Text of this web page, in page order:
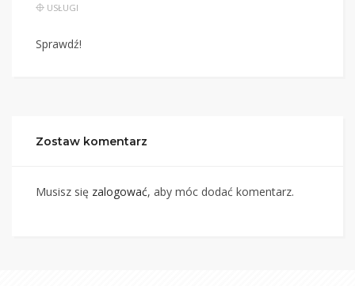
USŁUGI
Sprawdź!
Zostaw komentarz
Musisz się zalogować, aby móc dodać komentarz.